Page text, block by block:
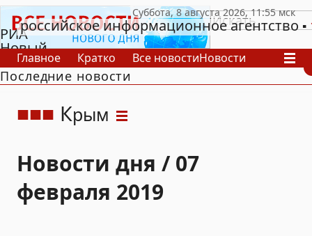
РИА
Новый
День
российское информационное агентство
Главное Кратко Все новостиНовости
В России
В мире
Последние новости
Крым
Новости дня / 07
февраля 2019